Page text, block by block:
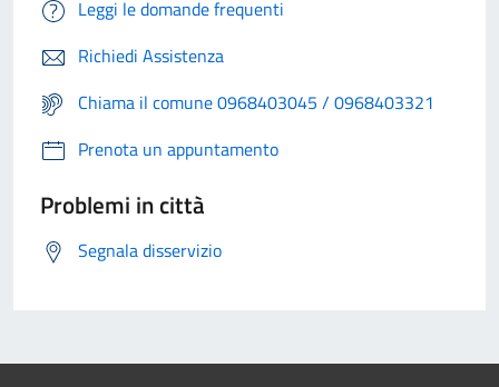
Leggi le domande frequenti
Richiedi Assistenza
Chiama il comune 0968403045 / 0968403321
Prenota un appuntamento
Problemi in città
Segnala disservizio